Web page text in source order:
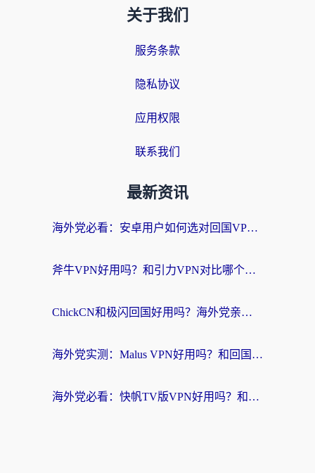
关于我们
服务条款
隐私协议
应用权限
联系我们
最新资讯
海外党必看：安卓用户如何选对回国VPN？从踩坑到无缝访问的全攻略
斧牛VPN好用吗？和引力VPN对比哪个回国效果更好？海外党亲测3款加速器+避坑指南
ChickCN和极闪回国好用吗？海外党亲测3款加速器，教你选对不踩坑
海外党实测：Malus VPN好用吗？和回国VPN对比哪个回国效果更好？附真实体验与加速器推荐
海外党必看：快帆TV版VPN好用吗？和豌豆IP VPN对比哪个回国效果更好？附真实体验与选择指南